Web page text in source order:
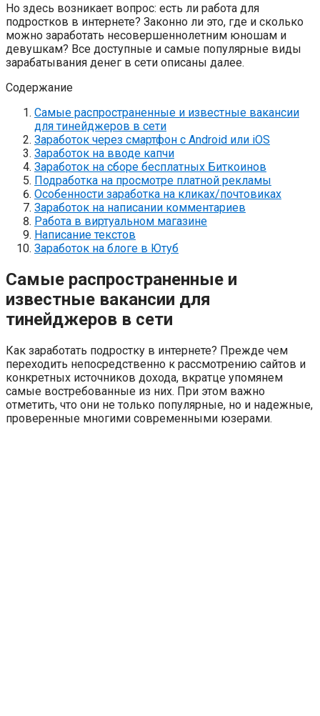
Но здесь возникает вопрос: есть ли работа для
подростков в интернете? Законно ли это, где и сколько
можно заработать несовершеннолетним юношам и
девушкам? Все доступные и самые популярные виды
зарабатывания денег в сети описаны далее.
Содержание
Самые распространенные и известные вакансии
для тинейджеров в сети
Заработок через смартфон с Android или iOS
Заработок на вводе капчи
Заработок на сборе бесплатных Биткоинов
Подработка на просмотре платной рекламы
Особенности заработка на кликах/почтовиках
Заработок на написании комментариев
Работа в виртуальном магазине
Написание текстов
Заработок на блоге в Ютуб
Самые распространенные и
известные вакансии для
тинейджеров в сети
Как заработать подростку в интернете? Прежде чем
переходить непосредственно к рассмотрению сайтов и
конкретных источников дохода, вкратце упомянем
самые востребованные из них. При этом важно
отметить, что они не только популярные, но и надежные,
проверенные многими современными юзерами.